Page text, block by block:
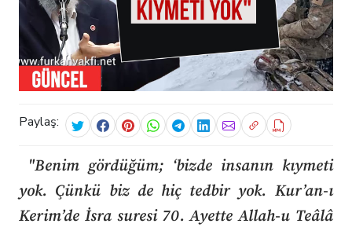
Paylaş:
"Benim gördüğüm; ‘bizde insanın kıymeti
yok. Çünkü biz de hiç tedbir yok. Kur’an-ı
Kerim’de İsra suresi 70. Ayette Allah-u Teâlâ